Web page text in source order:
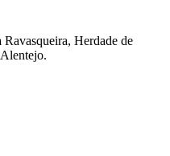
Herdade de